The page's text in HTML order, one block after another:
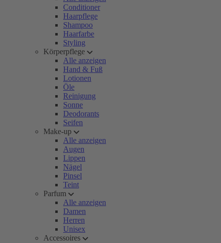
Conditioner
Haarpflege
Shampoo
Haarfarbe
Styling
Körperpflege
Alle anzeigen
Hand & Fuß
Lotionen
Öle
Reinigung
Sonne
Deodorants
Seifen
Make-up
Alle anzeigen
Augen
Lippen
Nägel
Pinsel
Teint
Parfum
Alle anzeigen
Damen
Herren
Unisex
Accessoires